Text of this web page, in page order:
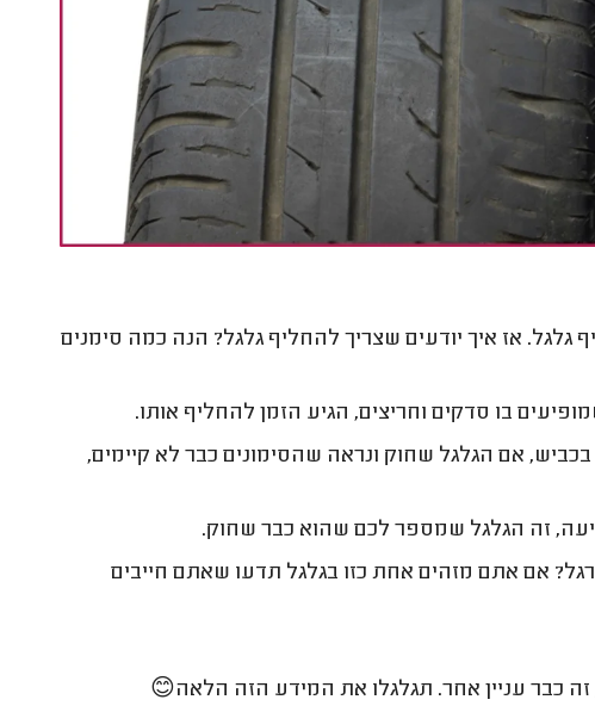
אז איך יודעים שצריך להחליף גלגל? הנה כמה סימנים
בו סדקים וחריצים, הגיע הזמן להחליף אותו.
בכביש, אם הגלגל שחוק ונראה שהסימונים כבר לא קיימים,
זה הגלגל שמספר לכם שהוא כבר שחוק.
אם אתם מזהים אחת כזו בגלגל תדעו שאתם חייבים
כבר עניין אחר. תגלגלו את המידע הזה הלאה😊